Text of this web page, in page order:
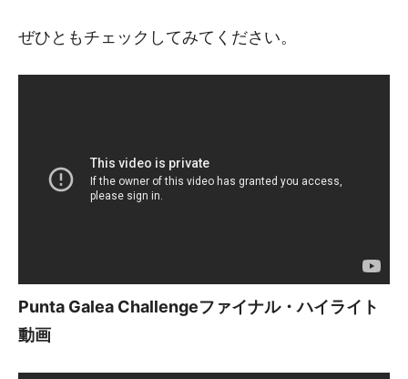
ぜひともチェックしてみてください。
Punta Galea Challengeファイナル・ハイライト
動画